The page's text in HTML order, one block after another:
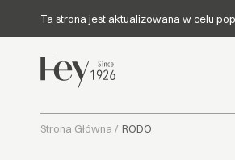
Ta strona jest aktualizowana w celu
Strona Główna / RODO